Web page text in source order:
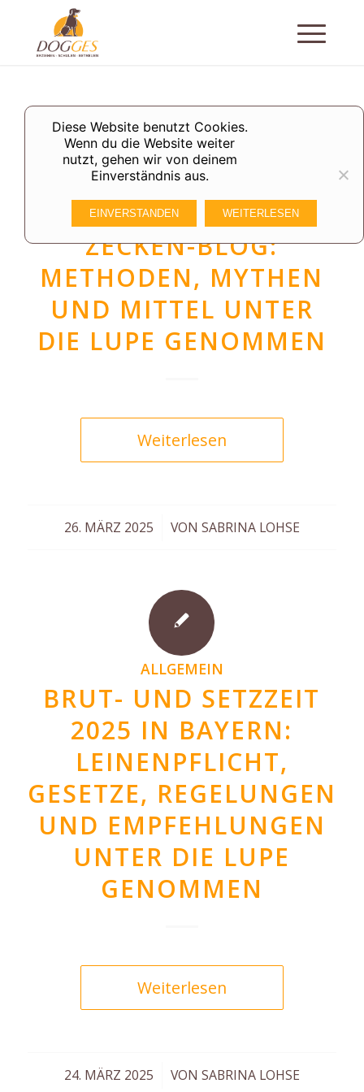
ALLGEMEIN
DER UMFASSENDE
ZECKEN-BLOG:
METHODEN, MYTHEN
UND MITTEL UNTER
DIE LUPE GENOMMEN
Weiterlesen
26. MÄRZ 2025
/ VON SABRINA LOHSE
ALLGEMEIN
BRUT- UND SETZZEIT
2025 IN BAYERN:
LEINENPFLICHT,
GESETZE, REGELUNGEN
UND EMPFEHLUNGEN
UNTER DIE LUPE
GENOMMEN
Weiterlesen
24. MÄRZ 2025
/ VON SABRINA LOHSE
Diese Website benutzt Cookies.
Wenn du die Website weiter
nutzt, gehen wir von deinem
Einverständnis aus.
EINVERSTANDEN WEITERLESEN